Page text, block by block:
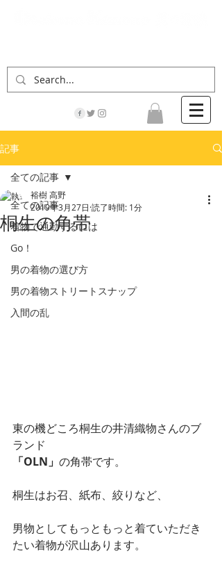
記事
全ての記事
着物で通勤するには
Go！
男の着物の選び方
男の着物ストリートスナップ
入間の乱
全ての記事
桐生の角帯
裕樹 高野
2019年3月27日 読了時間: 1分
東の機どころ桐生の井清織物さんのブ
ランド
「OLN」 の角帯です。
桐生はお召、紙布、絞りなど、
男物としてもっともっと着ていただき
たい着物が沢山あります。